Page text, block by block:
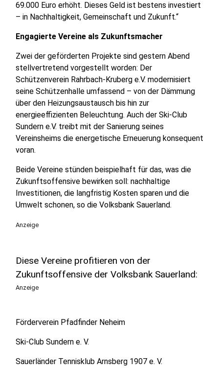
69.000 Euro erhöht. Dieses Geld ist bestens investiert
– in Nachhaltigkeit, Gemeinschaft und Zukunft.“
Engagierte Vereine als Zukunftsmacher
Zwei der geförderten Projekte sind gestern Abend
stellvertretend vorgestellt worden: Der
Schützenverein Rahrbach-Kruberg e.V. modernisiert
seine Schützenhalle umfassend – von der Dämmung
über den Heizungsaustausch bis hin zur
energieeffizienten Beleuchtung. Auch der Ski-Club
Sundern e.V. treibt mit der Sanierung seines
Vereinsheims die energetische Erneuerung konsequent
voran.
Beide Vereine stünden beispielhaft für das, was die
Zukunftsoffensive bewirken soll: nachhaltige
Investitionen, die langfristig Kosten sparen und die
Umwelt schonen, so die Volksbank Sauerland.
Anzeige
Diese Vereine profitieren von der
Zukunftsoffensive der Volksbank Sauerland:
Anzeige
Förderverein Pfadfinder Neheim
Ski-Club Sundern e. V.
Sauerländer Tennisklub Arnsberg 1907 e. V.